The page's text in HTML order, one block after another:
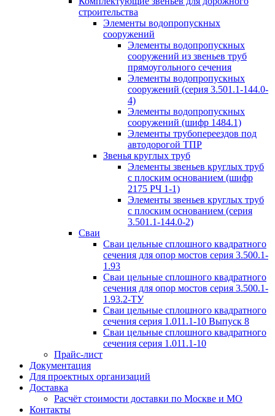
строительства
Элементы водопропускных
сооружений
Элементы водопропускных
сооружений из звеньев труб
прямоугольного сечения
Элементы водопропускных
сооружений (серия 3.501.1-144.0-
4)
Элементы водопропускных
сооружений (шифр 1484.1)
Элементы трубопереездов под
автодорогой ТПР
Звенья круглых труб
Элементы звеньев круглых труб
с плоским основанием (шифр
2175 РЧ 1-1)
Элементы звеньев круглых труб
с плоским основанием (серия
3.501.1-144.0-2)
Сваи
Сваи цельные сплошного квадратного
сечения для опор мостов серия 3.500.1-
1.93
Сваи цельные сплошного квадратного
сечения для опор мостов серия 3.500.1-
1.93.2-ТУ
Сваи цельные сплошного квадратного
сечения серия 1.011.1-10 Выпуск 8
Сваи цельные сплошного квадратного
сечения серия 1.011.1-10
Прайс-лист
Документация
Для проектных организаций
Доставка
Расчёт стоимости доставки по Москве и МО
Контакты